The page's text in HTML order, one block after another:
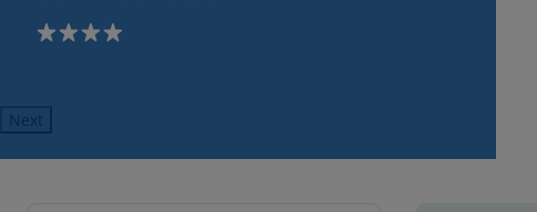
4
Next